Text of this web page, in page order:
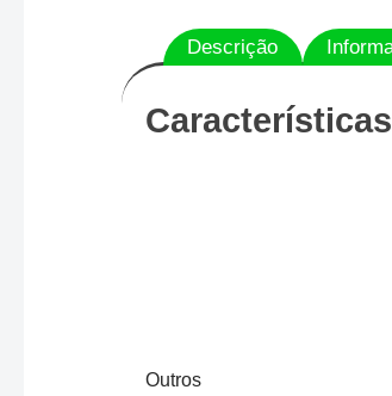
Descrição
Outros